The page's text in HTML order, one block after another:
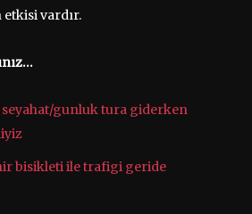
vardır.
gunluk tura giderken
bisikleti ile trafigi geride